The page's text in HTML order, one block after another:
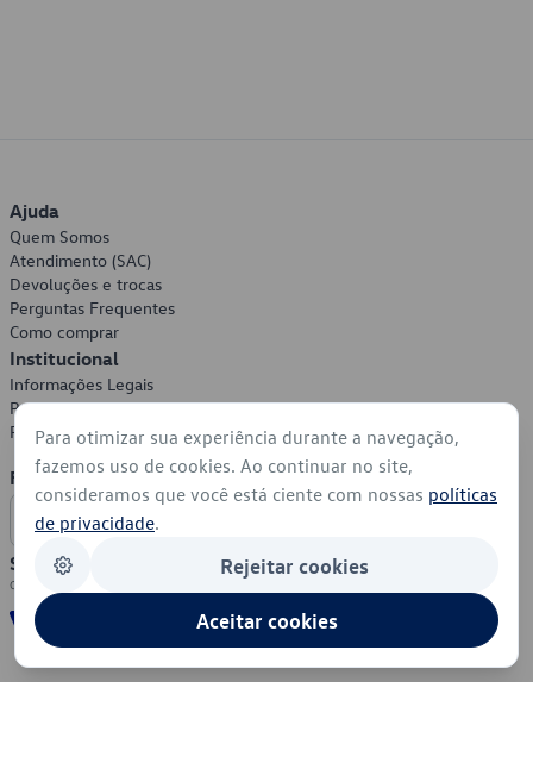
Ajuda
Quem Somos
Atendimento (SAC)
Devoluções e trocas
Perguntas Frequentes
Como comprar
Institucional
Informações Legais
Política de Privacidade
Política de Cookies
Formas de Pagamento
Segurança
Para otimizar sua experiência durante a navegação,
fazemos uso de cookies. Ao continuar no site,
consideramos que você está ciente com nossas políticas
de privacidade.
Rejeitar cookies
Aceitar cookies